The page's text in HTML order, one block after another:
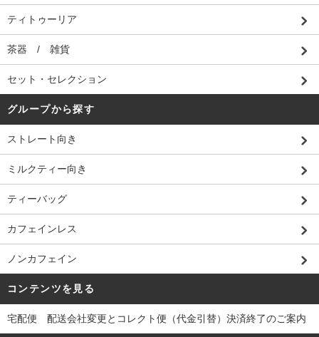
ティトゥーリア
茶器 / 雑貨
セット・セレクション
グループから探す
ストレート向き
ミルクティー向き
ティーバッグ
カフェインレス
ノンカフェイン
コンテンツを見る
宅配便 配送会社変更とコレクト便（代金引替）決済終了のご案内